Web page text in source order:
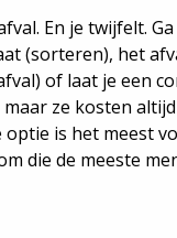
En je twijfelt.
(sorteren), het
of laat je een
ze kosten
optie is het meest
die de meeste